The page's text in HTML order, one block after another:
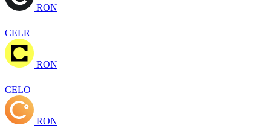
RON
CELR
RON
CELO
RON